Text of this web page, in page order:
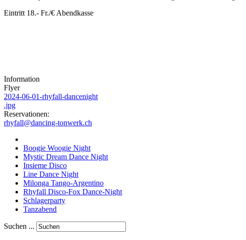
Eintritt 18.- Fr./€ Abendkasse
Information
Flyer
2024-06-01-rhyfall-dancenight
.jpg
Reservationen:
rhyfall@dancing-tonwerk.ch
Boogie Woogie Night
Mystic Dream Dance Night
Insieme Disco
Line Dance Night
Milonga Tango-Argentino
Rhyfall Disco-Fox Dance-Night
Schlagerparty
Tanzabend
Suchen ...